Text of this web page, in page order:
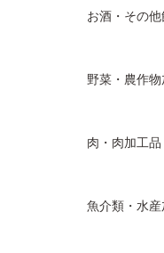
お酒・その他
野菜・農作
肉・肉加工品
魚介類・水産